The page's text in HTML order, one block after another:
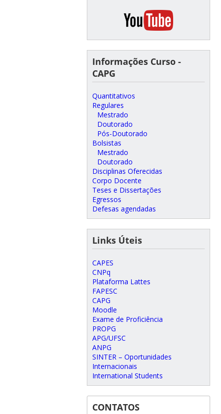
Informações Curso -
CAPG
Quantitativos
Regulares
Mestrado
Doutorado
Pós-Doutorado
Bolsistas
Mestrado
Doutorado
Disciplinas Oferecidas
Corpo Docente
Teses e Dissertações
Egressos
Defesas agendadas
Links Úteis
CAPES
CNPq
Plataforma Lattes
FAPESC
CAPG
Moodle
Exame de Proficiência
PROPG
APG/UFSC
ANPG
SINTER – Oportunidades
Internacionais
International Students
CONTATOS